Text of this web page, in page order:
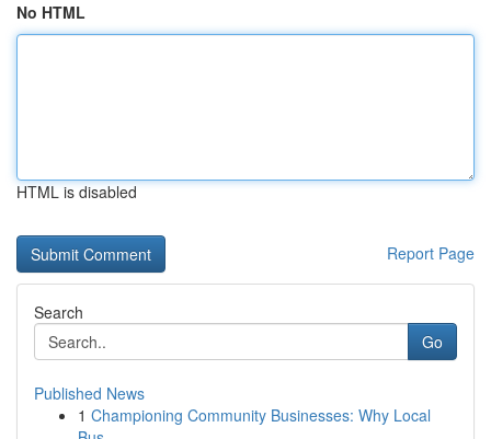
No HTML
HTML is disabled
Report Page
Search
Go
Published News
1 Championing Community Businesses: Why Local